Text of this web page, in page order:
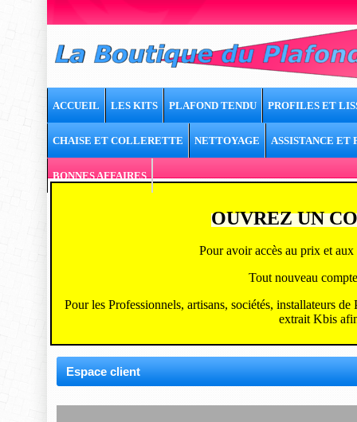
ACCUEIL LES KITS PLAFOND TENDU PROFILES ET
CHAISE ET COLLERETTE NETTOYAGE ASSISTANCE ET
BONNES AFFAIRES
OUVREZ UN
Pour avoir accès au prix et
Tout nouveau
Pour les Professionnels, artisans, sociétés, installateurs
extrait Kbis
Espace client